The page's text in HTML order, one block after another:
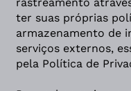
ter suas próprias
armazenamento de
serviços externos,
pela Política de